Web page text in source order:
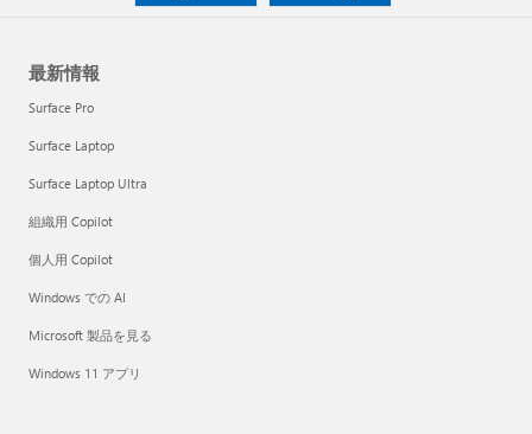
最新情報
Surface Pro
Surface Laptop
Surface Laptop Ultra
組織用 Copilot
個人用 Copilot
Windows での AI
Microsoft 製品を見る
Windows 11 アプリ